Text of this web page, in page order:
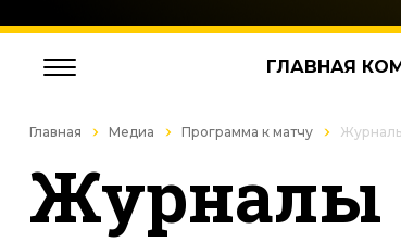
ГЛАВНАЯ
Главная Медиа Программа к матчу
Журналы